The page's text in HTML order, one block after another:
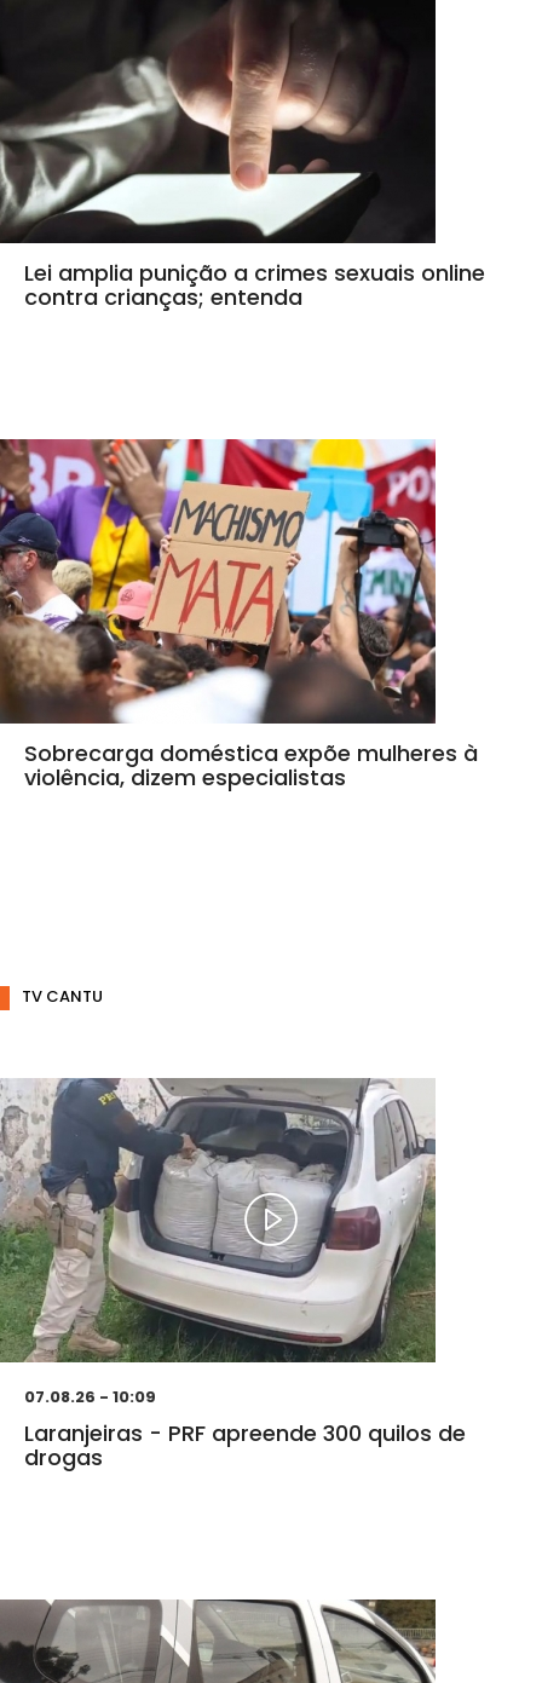
Lei amplia punição a crimes sexuais online
contra crianças; entenda
Sobrecarga doméstica expõe mulheres à
violência, dizem especialistas
TV CANTU
07.08.26 - 10:09
Laranjeiras - PRF apreende 300 quilos de
drogas